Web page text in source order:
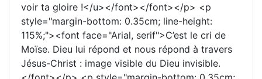
voir ta gloire !</u></font></font></p> <p
style="margin-bottom: 0.35cm; line-height:
115%;"><font face="Arial, serif">C’est le cri de
Moïse. Dieu lui répond et nous répond à travers
Jésus-Christ : image visible du Dieu invisible.